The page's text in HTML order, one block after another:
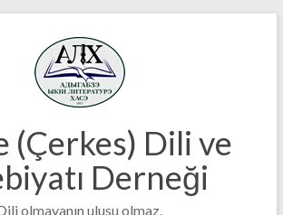
(Çerkes) Dili ve
Derneği
olmayanın ulusu olmaz.